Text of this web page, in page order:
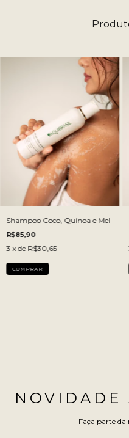
Shampoo Coco, Quinoa e Mel
R$85,90
3 x de R$30,65
COMPRAR
NOVIDADE
Faça parte da